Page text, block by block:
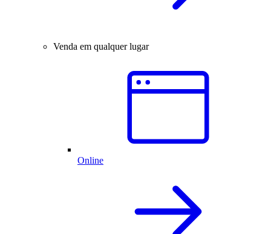
Venda em qualquer lugar
Online